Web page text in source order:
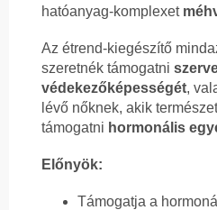
hatóanyag-komplexet
Az étrend-kiegészítő
szeretnék támogatni
védekezőképességét,
lévő nőknek, akik
támogatni hormonális
Előnyök:
Támogatja a